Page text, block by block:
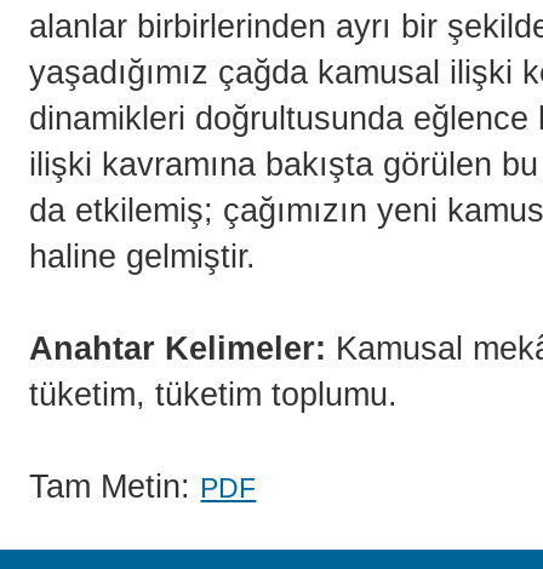
alanlar birbirlerinden ayrı bir
yaşadığımız çağda kamusal ilişki
dinamikleri doğrultusunda
ilişki kavramına bakışta görülen
da etkilemiş; çağımızın yeni
haline gelmiştir.
Anahtar Kelimeler: Kamusal
tüketim, tüketim toplumu.
Tam Metin: PDF